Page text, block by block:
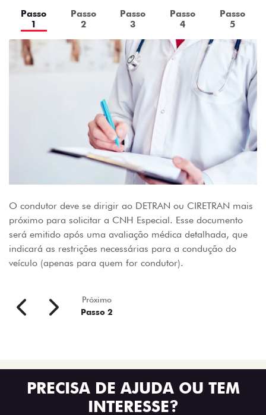
Passo
1
Passo
2
Passo
3
Passo
4
Passo
5
O condutor deve se dirigir ao DETRAN ou CIRETRAN mais
próximo para solicitar a CNH Especial. Esse documento
será emitido após uma avaliação médica detalhada, que
indicará as restrições necessárias para a condução do
veículo (apenas para quem for condutor).
Próximo
Passo 2
PRECISA DE AJUDA OU TEM
INTERESSE?